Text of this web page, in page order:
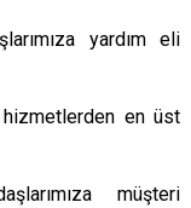
yardım eli
hizmetlerden en üst
müşteri